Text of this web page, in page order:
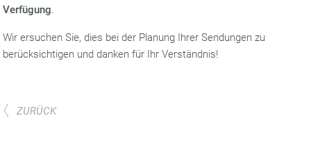
Verfügung.
Wir ersuchen Sie, dies bei der Planung Ihrer Sendungen zu
berücksichtigen und danken für Ihr Verständnis!
ZURÜCK